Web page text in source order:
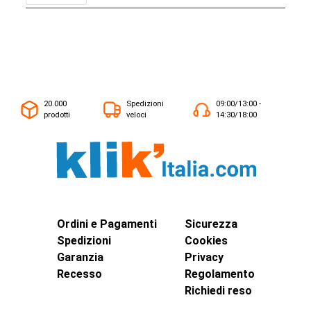
20.000
prodotti
Spedizioni
veloci
09:00/13:00 -
14:30/18:00
Ordini e Pagamenti
Spedizioni
Garanzia
Recesso
Sicurezza
Cookies
Privacy
Regolamento
Richiedi reso